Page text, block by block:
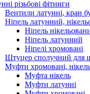
різьбові фітинги
Вентили латунні, кран
Ніпель латунний,
Ніпель
Ніпель латунний
Ніпелі хромовані
Штуцер сполучний для
Муфти хромовані,
Муфта нікель
Муфти латунні